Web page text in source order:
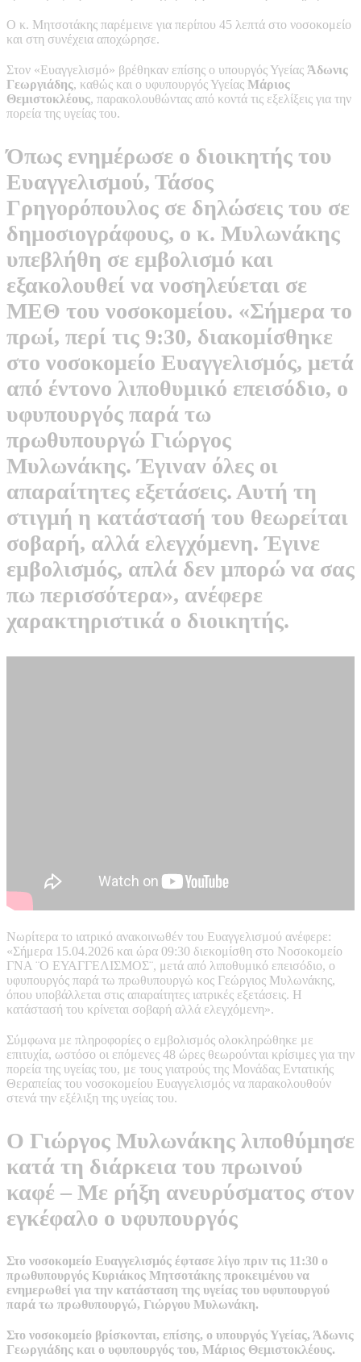
Ο κ. Μητσοτάκης παρέμεινε για περίπου 45 λεπτά στο νοσοκομείο
και στη συνέχεια αποχώρησε.
Στον «Ευαγγελισμό» βρέθηκαν επίσης ο υπουργός Υγείας Άδωνις
Γεωργιάδης, καθώς και ο υφυπουργός Υγείας Μάριος
Θεμιστοκλέους, παρακολουθώντας από κοντά τις εξελίξεις για την
πορεία της υγείας του.
Όπως ενημέρωσε ο διοικητής του
Ευαγγελισμού, Τάσος
Γρηγορόπουλος σε δηλώσεις του σε
δημοσιογράφους, ο κ. Μυλωνάκης
υπεβλήθη σε εμβολισμό και
εξακολουθεί να νοσηλεύεται σε
ΜΕΘ του νοσοκομείου. «Σήμερα το
πρωί, περί τις 9:30, διακομίσθηκε
στο νοσοκομείο Ευαγγελισμός, μετά
από έντονο λιποθυμικό επεισόδιο, ο
υφυπουργός παρά τω
πρωθυπουργώ Γιώργος
Μυλωνάκης. Έγιναν όλες οι
απαραίτητες εξετάσεις. Αυτή τη
στιγμή η κατάστασή του θεωρείται
σοβαρή, αλλά ελεγχόμενη. Έγινε
εμβολισμός, απλά δεν μπορώ να σας
πω περισσότερα», ανέφερε
χαρακτηριστικά ο διοικητής.
Νωρίτερα το ιατρικό ανακοινωθέν του Ευαγγελισμού ανέφερε:
«Σήμερα 15.04.2026 και ώρα 09:30 διεκομίσθη στο Νοσοκομείο
ΓΝΑ ¨Ο ΕΥΑΓΓΕΛΙΣΜΟΣ¨, μετά από λιποθυμικό επεισόδιο, ο
υφυπουργός παρά τω πρωθυπουργώ κος Γεώργιος Μυλωνάκης,
όπου υποβάλλεται στις απαραίτητες ιατρικές εξετάσεις. Η
κατάστασή του κρίνεται σοβαρή αλλά ελεγχόμενη».
Σύμφωνα με πληροφορίες ο εμβολισμός ολοκληρώθηκε με
επιτυχία, ωστόσο οι επόμενες 48 ώρες θεωρούνται κρίσιμες για την
πορεία της υγείας του, με τους γιατρούς της Μονάδας Εντατικής
Θεραπείας του νοσοκομείου Ευαγγελισμός να παρακολουθούν
στενά την εξέλιξη της υγείας του.
Ο Γιώργος Μυλωνάκης λιποθύμησε
κατά τη διάρκεια του πρωινού
καφέ – Με ρήξη ανευρύσματος στον
εγκέφαλο ο υφυπουργός
Στο νοσοκομείο Ευαγγελισμός έφτασε λίγο πριν τις 11:30 ο
πρωθυπουργός Κυριάκος Μητσοτάκης προκειμένου να
ενημερωθεί για την κατάσταση της υγείας του υφυπουργού
παρά τω πρωθυπουργώ, Γιώργου Μυλωνάκη.
Στο νοσοκομείο βρίσκονται, επίσης, ο υπουργός Υγείας, Άδωνις
Γεωργιάδης και ο υφυπουργός του, Μάριος Θεμιστοκλέους.